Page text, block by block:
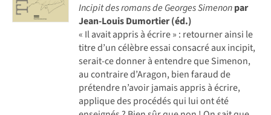
Incipit des romans de Georges Simenonpar
Jean-Louis Dumortier (éd.)
« Il avait appris à écrire » : retourner ainsi le
titre d’un célèbre essai consacré aux incipit,
serait-ce donner à entendre que Simenon,
au contraire d’Aragon, bien faraud de
prétendre n’avoir jamais appris à écrire,
applique des procédés qui lui ont été